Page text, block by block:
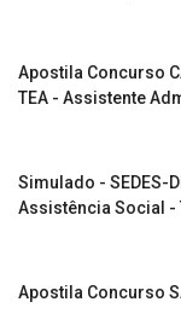
Apostila Concurso
TEA - Assistente
Simulado - SEDES-
Assistência Social
Apostila Concurso